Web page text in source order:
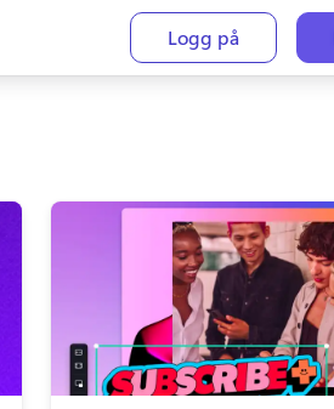
Logg på